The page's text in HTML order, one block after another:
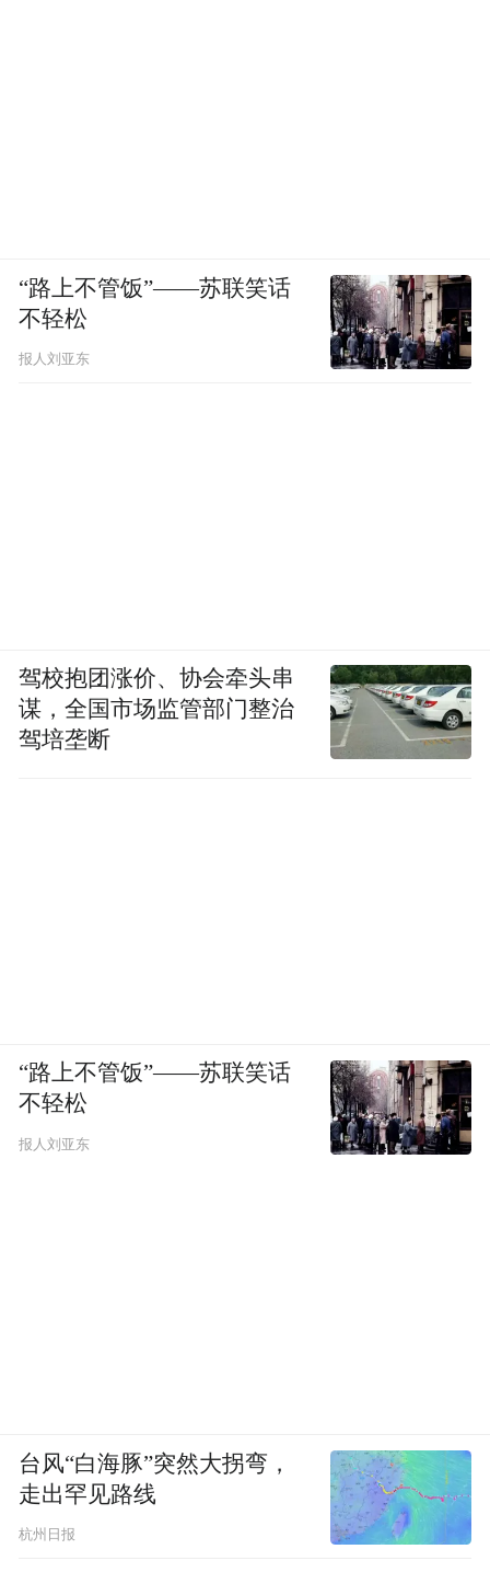
“路上不管饭”——苏联笑话
不轻松
报人刘亚东
驾校抱团涨价、协会牵头串
谋，全国市场监管部门整治
驾培垄断
“路上不管饭”——苏联笑话
不轻松
报人刘亚东
台风“白海豚”突然大拐弯，
走出罕见路线
杭州日报